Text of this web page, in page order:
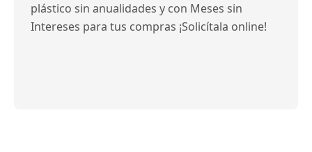
plástico sin anualidades y con Meses sin
Intereses para tus compras ¡Solicítala online!